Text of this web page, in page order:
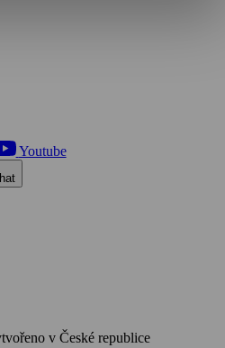
Youtube
v České republice